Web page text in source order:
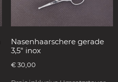
Nasenhaarschere gerade
3,5″ inox
€30,00